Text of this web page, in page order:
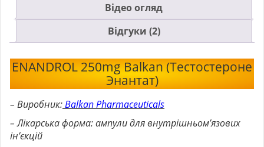
Відео огляд
Відгуки (2)
ENANDROL 250mg Balkan (Тестостероне
Энантат)
– Виробник:Balkan Pharmaceuticals
– Лікарська форма: ампули для внутрішньом’язових
ін’єкцій